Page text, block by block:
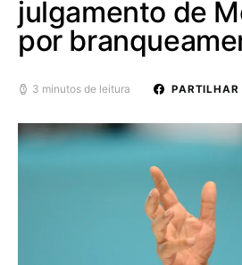
julgamento de
por
3 minutos de leitura PARTILHAR